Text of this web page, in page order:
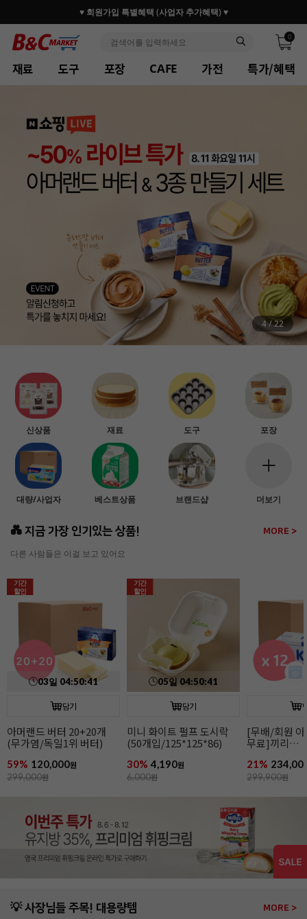
♥ 회원가입 특별혜택 (사업자 추가혜택) ♥
0
재료 도구 포장 CAFE 가전 특가/혜택
5/22
신상품 재료 도구 포장
대량/사업자 베스트상품 브랜드샵 더보기
💑 지금 가장 인기있는 상품! MORE >
다른 사람들은 이걸 보고 있어요
담기
[무배/회원 아이스박스
무료]끼리
크림치즈1kgx12개
21% 234,000원
299,900원
담기
매일 생크림R(500ml/
유지방38%)
37% 4,990원
8,000원
홍차가루
15% 5,490원
6,500원
💡 사장님들 주목! 대용량템 MORE >